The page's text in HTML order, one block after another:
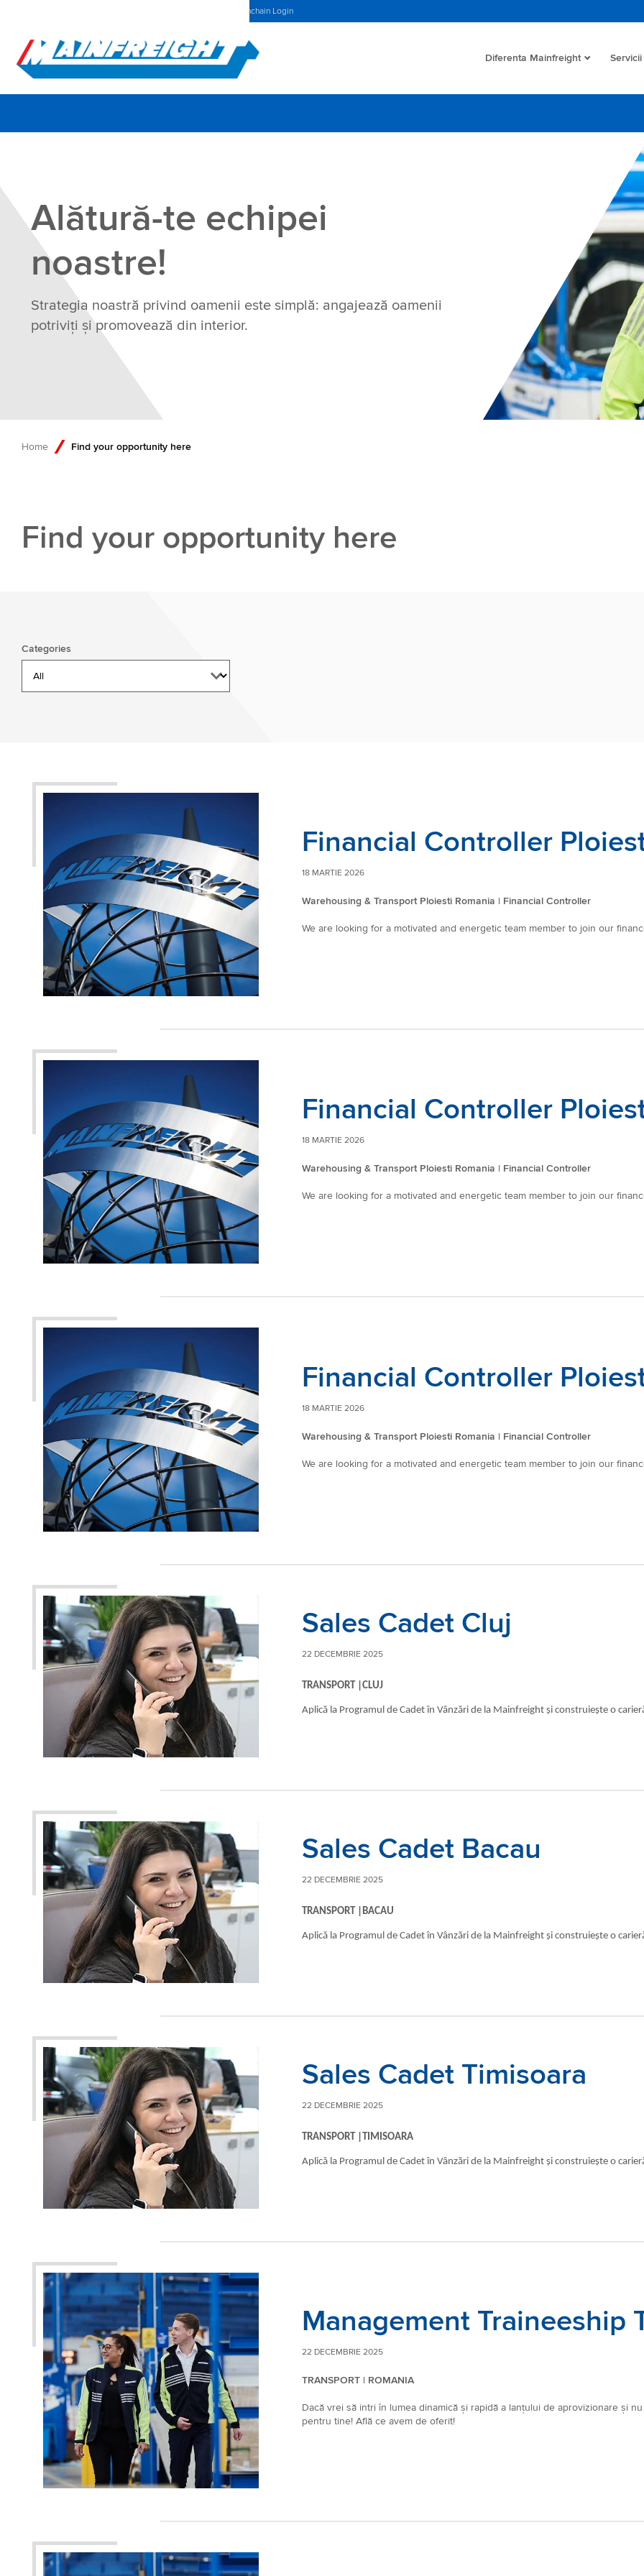
Mainchain Login
Go to Home
Diferenta Mainfreight Servicii
Alătură-te echipei
noastre!
Strategia noastră privind oamenii este simplă: angajează oamenii
potriviți și promovează din interior.
Home Find your opportunity here
Find your opportunity here
Categories
Financial Controller
18 MARTIE 2026
Warehousing & Transport Ploiesti Romania | Financial Controller
We are looking for a motivated and energetic team member to join our
Financial Controller
18 MARTIE 2026
Warehousing & Transport Ploiesti Romania | Financial Controller
We are looking for a motivated and energetic team member to join our
Financial Controller
18 MARTIE 2026
Warehousing & Transport Ploiesti Romania | Financial Controller
We are looking for a motivated and energetic team member to join our
Sales Cadet Cluj
22 DECEMBRIE 2025
TRANSPORT |CLUJ
Aplică la Programul de Cadet în Vânzări de la Mainfreight și construiește o
Sales Cadet Bacau
22 DECEMBRIE 2025
TRANSPORT |BACAU
Aplică la Programul de Cadet în Vânzări de la Mainfreight și construiește o
Sales Cadet Timisoara
22 DECEMBRIE 2025
TRANSPORT |TIMISOARA
Aplică la Programul de Cadet în Vânzări de la Mainfreight și construiește o
Management Traineeship
22 DECEMBRIE 2025
TRANSPORT | ROMANIA
Dacă vrei să intri în lumea dinamică și rapidă a lanțului de aprovizionare și
pentru tine! Află ce avem de oferit!